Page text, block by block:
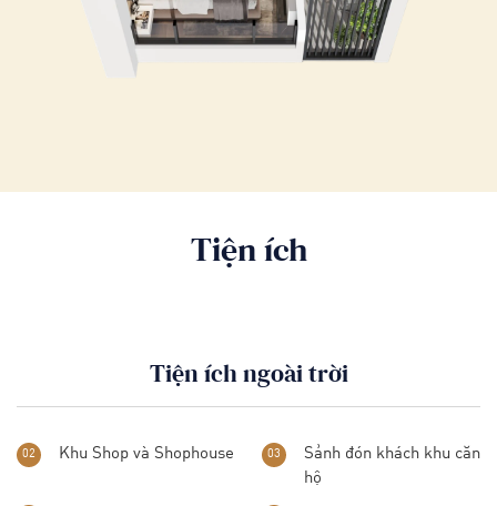
Tiện ích
Tiện ích ngoài trời
02 Khu Shop và Shophouse 03
Sảnh đón khách khu căn
hộ